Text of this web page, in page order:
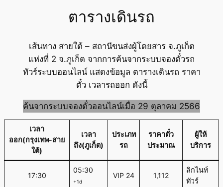
ตารางเดินรถ
เส้นทาง สายใต้ – สถานีขนส่งผู้โดยสาร จ.ภูเก็ต
แห่งที่ 2 จ.ภูเก็ต จากการค้นจากระบบจองตั๋วรถ
ทัวร์ระบบออนไลน์ แสดงข้อมูล ตารางเดินรถ ราคา
ตั๋ว เวลารถออก ดังนี้
ค้นจากระบบจองตั๋วออนไลน์เมื่อ 29 ตุลาคม 2566
เวลา
ออก(กรุงเทพ-สาย
ใต้)
เวลา
ถึง(ภูเก็ต)
ประเภท
รถ
ราคาตั๋ว
ประมาณ
ผู้ให้
บริการ
17:30
05:30
+1d
VIP 24 1,112
ลิกไนท์
ทัวร์